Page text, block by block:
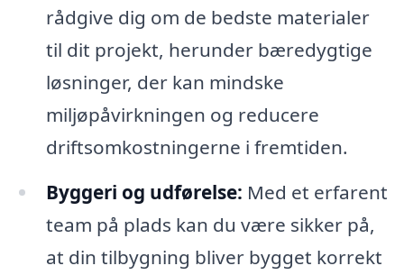
rådgive dig om de bedste materialer
til dit projekt, herunder bæredygtige
løsninger, der kan mindske
miljøpåvirkningen og reducere
driftsomkostningerne i fremtiden.
Byggeri og udførelse: Med et erfarent
team på plads kan du være sikker på,
at din tilbygning bliver bygget korrekt